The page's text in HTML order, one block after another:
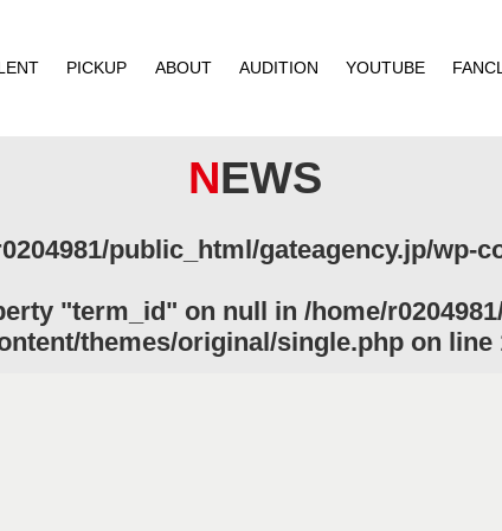
PICKUP ABOUT AUDITION YOUTUBE
NEWS
public_html/gateagency.jp/wp-
"term_id" on null in /home/
themes/original/single.phpon line